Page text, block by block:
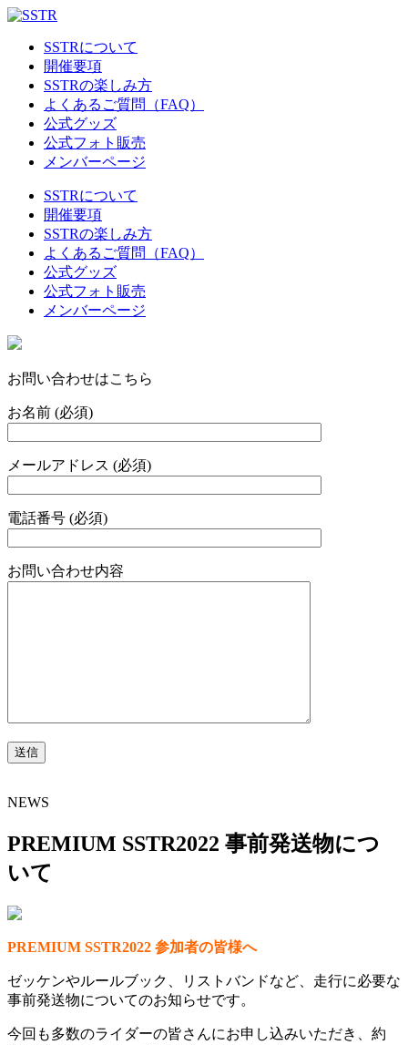
SSTRについて
開催要項
SSTRの楽しみ方
よくあるご質問（FAQ）
公式グッズ
公式フォト販売
メンバーページ
SSTRについて
開催要項
SSTRの楽しみ方
よくあるご質問（FAQ）
公式グッズ
公式フォト販売
メンバーページ
お問い合わせはこちら
お名前 (必須)
メールアドレス (必須)
電話番号 (必須)
お問い合わせ内容
NEWS
PREMIUM SSTR2022 事前発送物につ
いて
PREMIUM SSTR2022 参加者の皆様へ
ゼッケンやルールブック、リストバンドなど、走行に必要な
事前発送物についてのお知らせです。
今回も多数のライダーの皆さんにお申し込みいただき、約